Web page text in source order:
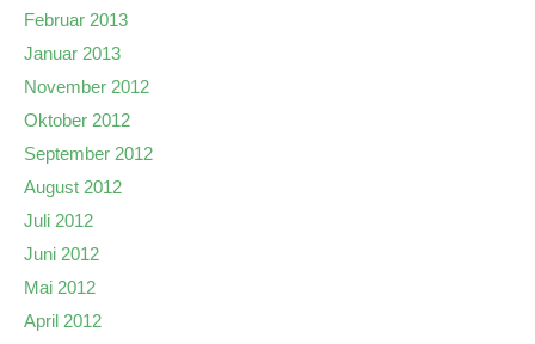
Februar 2013
Januar 2013
November 2012
Oktober 2012
September 2012
August 2012
Juli 2012
Juni 2012
Mai 2012
April 2012